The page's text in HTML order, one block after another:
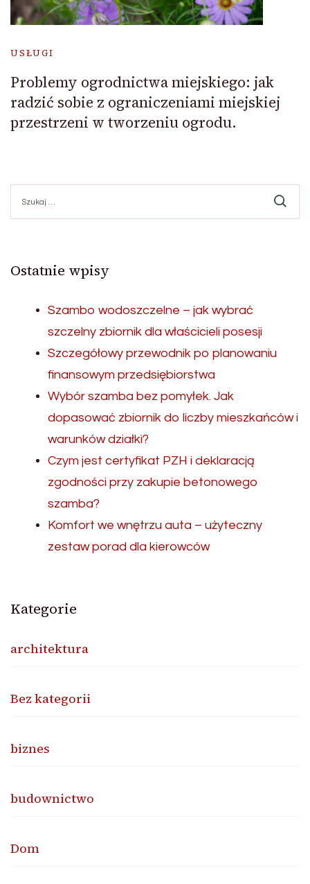
USŁUGI
Problemy ogrodnictwa miejskiego: jak
radzić sobie z ograniczeniami miejskiej
przestrzeni w tworzeniu ogrodu.
Ostatnie wpisy
Szambo wodoszczelne – jak wybrać
szczelny zbiornik dla właścicieli posesji
Szczegółowy przewodnik po planowaniu
finansowym przedsiębiorstwa
Wybór szamba bez pomyłek. Jak
dopasować zbiornik do liczby mieszkańców i
warunków działki?
Czym jest certyfikat PZH i deklaracją
zgodności przy zakupie betonowego
szamba?
Komfort we wnętrzu auta – użyteczny
zestaw porad dla kierowców
Kategorie
architektura
Bez kategorii
biznes
budownictwo
Dom